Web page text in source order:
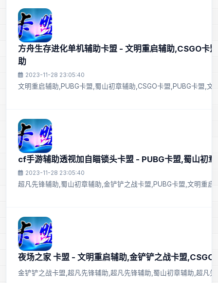
方舟生存进化单机辅助卡盟 - 文明重启辅助,CSGO卡
助
2023-11-28 23:05:40
文明重启辅助,PUBG卡盟,蜀山初章辅助,CSGO卡盟,PUBG卡盟,文
cf手游辅助透视加自瞄锁头卡盟 - PUBG卡盟,蜀山初
2023-11-28 23:05:40
超凡先锋辅助,蜀山初章辅助,金铲铲之战卡盟,PUBG卡盟,文明重
夜场之家 卡盟 - 文明重启辅助,金铲铲之战卡盟,CSGO
金铲铲之战卡盟,超凡先锋辅助,超凡先锋辅助,蜀山初章辅助,超凡